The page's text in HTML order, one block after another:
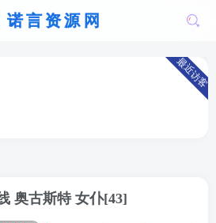
最近访客
奥古斯特 女仆[43]